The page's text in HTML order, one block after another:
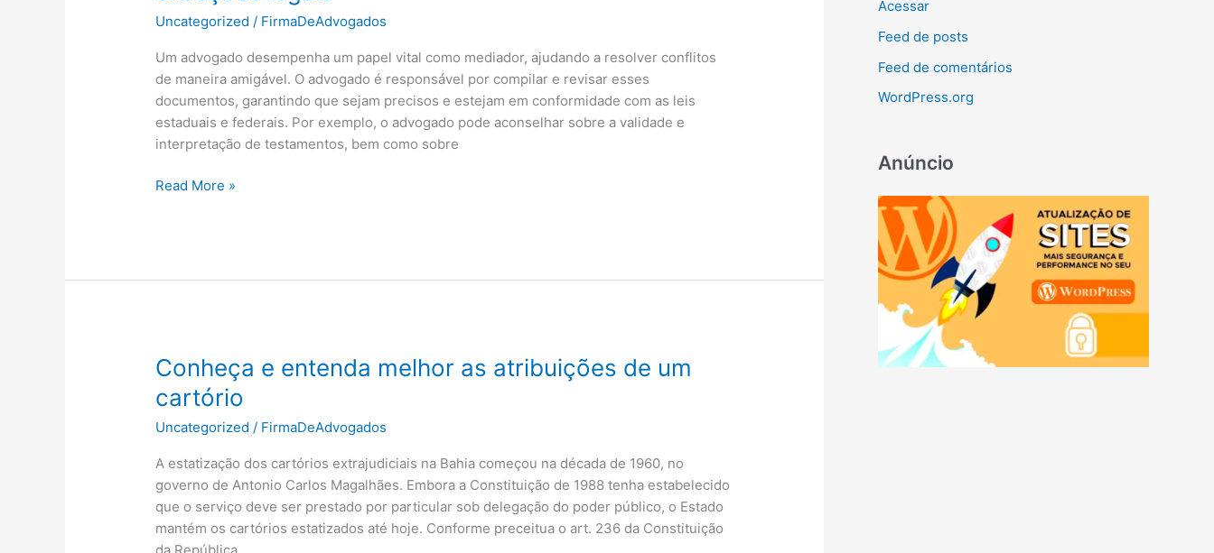
Uncategorized / FirmaDeAdvogados
Um advogado desempenha um papel vital como mediador, ajudando a resolver conflitos
de maneira amigável. O advogado é responsável por compilar e revisar esses
documentos, garantindo que sejam precisos e estejam em conformidade com as leis
estaduais e federais. Por exemplo, o advogado pode aconselhar sobre a validade e
interpretação de testamentos, bem como sobre
Quando
legais
Read More »
Conheça e entenda melhor as atribuições de um
cartório
Uncategorized / FirmaDeAdvogados
A estatização dos cartórios extrajudiciais na Bahia começou na década de 1960, no
governo de Antonio Carlos Magalhães. Embora a Constituição de 1988 tenha estabelecido
que o serviço deve ser prestado por particular sob delegação do poder público, o Estado
mantém os cartórios estatizados até hoje. Conforme preceitua o art. 236 da Constituição
da República
Acessar
Feed de posts
Feed de comentários
WordPress.org
Anúncio